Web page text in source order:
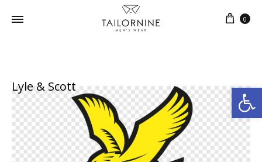
Ανοίξτε τη γραμμή εργαλείων
0
Lyle & Scott